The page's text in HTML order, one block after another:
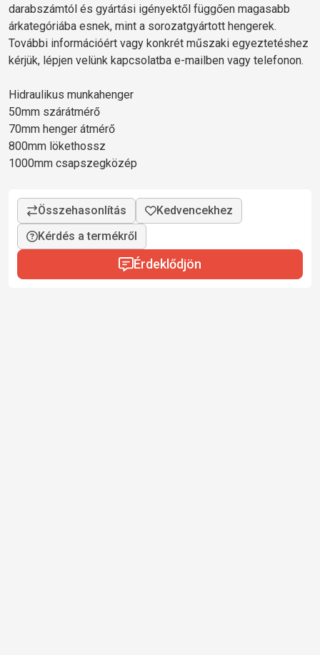
darabszámtól és gyártási igényektől függően magasabb
árkategóriába esnek, mint a sorozatgyártott hengerek.
További információért vagy konkrét műszaki egyeztetéshez
kérjük, lépjen velünk kapcsolatba e-mailben vagy telefonon.
Hidraulikus munkahenger
50mm szárátmérő
70mm henger átmérő
800mm lökethossz
1000mm csapszegközép
Kérdés a termékről
Érdeklődjön